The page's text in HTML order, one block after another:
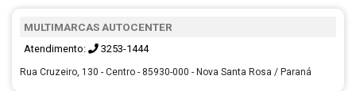
MULTIMARCAS AUTOCENTER
Atendimento: 3253-1444
Rua Cruzeiro, 130 - Centro - 85930-000 - Nova Santa Rosa / Paraná